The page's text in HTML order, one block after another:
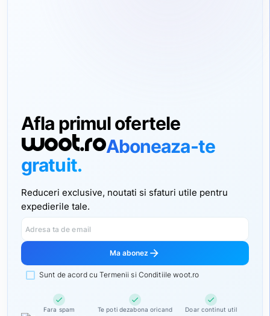
Afla primul ofertele
woot.roAboneaza-te
gratuit.
Reduceri exclusive, noutati si sfaturi utile pentru
expedierile tale.
Adresa ta de email
Ma abonez arrow_forward
Sunt de acord cu Termenii si Conditiile woot.ro
check
Fara spam
check
Te poti dezabona oricand
check
Doar continut util